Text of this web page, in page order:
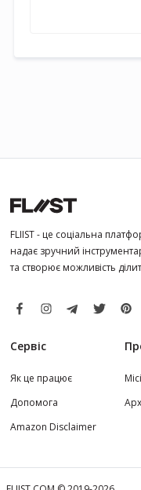
FLIIST - це соціальна
надає зручний
та створює можливість
Сервіс
Як це працює
Допомога
Amazon Disclaimer